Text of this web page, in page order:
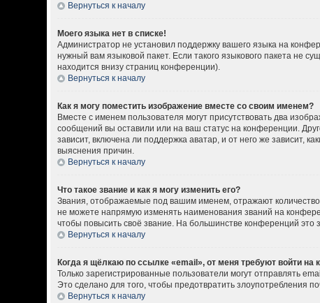
Вернуться к началу
Моего языка нет в списке!
Администратор не установил поддержку вашего языка на
нужный вам языковой пакет. Если такого языкового пакета не
находится внизу страниц конференции).
Вернуться к началу
Как я могу поместить изображение вместе со своим именем?
Вместе с именем пользователя могут присутствовать два
сообщений вы оставили или на ваш статус на конференции.
зависит, включена ли поддержка аватар, и от него же зависит,
выяснения причин.
Вернуться к началу
Что такое звание и как я могу изменить его?
Звания, отображаемые под вашим именем, отражают
не можете напрямую изменять наименования званий на
чтобы повысить своё звание. На большинстве конференций
Вернуться к началу
Когда я щёлкаю по ссылке «email», от меня требуют войти на
Только зарегистрированные пользователи могут отправлять
Это сделано для того, чтобы предотвратить злоупотребления
Вернуться к началу